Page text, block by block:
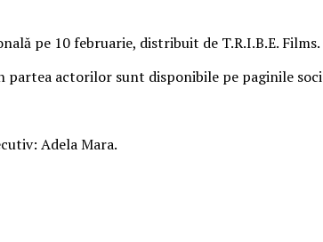
pe 10 februarie, distribuit de T.R.I.B.E. Films.
actorilor sunt disponibile pe paginile
Adela Mara.